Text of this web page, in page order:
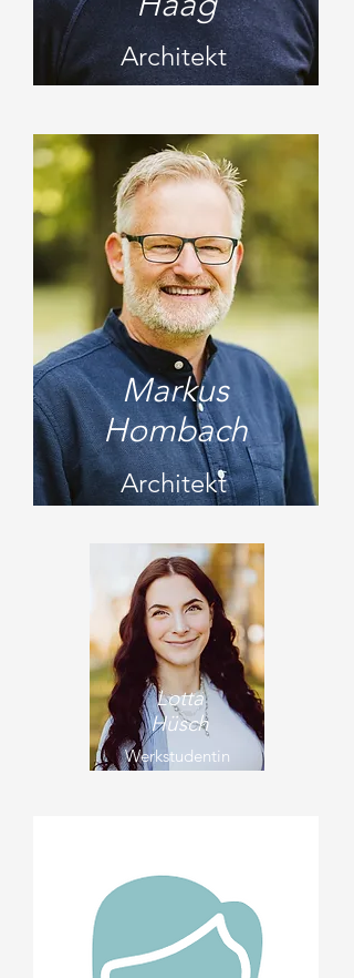
Architekt
Markus
Hombach
Architekt
Lotta
Hüsch
Werkstudentin